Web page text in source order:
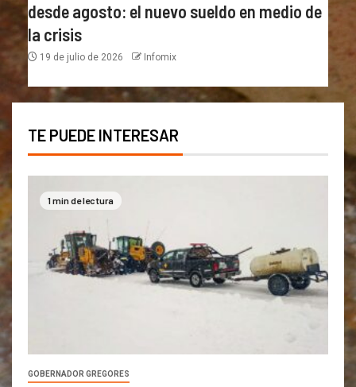
desde agosto: el nuevo sueldo en medio de
la crisis
19 de julio de 2026 Infomix
TE PUEDE INTERESAR
1 min de lectura
GOBERNADOR GREGORES